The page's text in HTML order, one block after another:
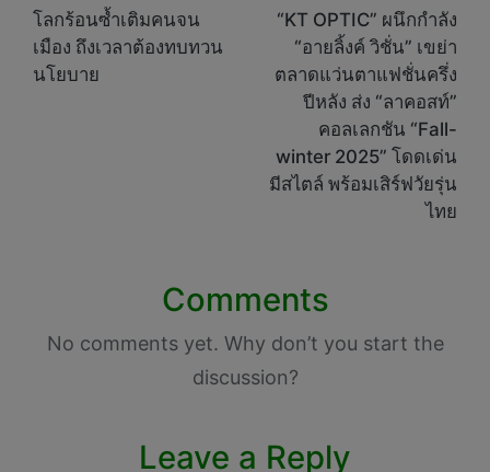
navigation
โลกร้อนซ้ำเติมคนจน
เมือง ถึงเวลาต้องทบทวน
นโยบาย
“KT OPTIC” ผนึกกำลัง
“อายลิ้งค์ วิชั่น” เขย่า
ตลาดแว่นตาแฟชั่นครึ่ง
ปีหลัง ส่ง “ลาคอสท์”
คอลเลกชัน “Fall-
winter 2025” โดดเด่น
มีสไตล์ พร้อมเสิร์ฟวัยรุ่น
ไทย
Comments
No comments yet. Why don’t you start the
discussion?
Leave a Reply